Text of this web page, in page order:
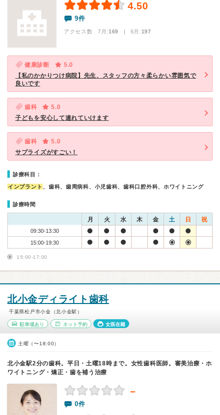
4.50
9件
アクセス数 7月:169 | 6月:197
健康診断
5.0
【私のかかりつけ病院】先生、スタッフの方々柔らかい雰囲気で
良いです
歯科
5.0
子どもを安心して連れていけます
歯科
5.0
サプライズがすごい！
診療科目：
インプラント 、歯科、歯周病科、小児歯科、歯科口腔外科、ホワイトニング
診療時間
月 火 水 木 金 土 日 祝
09:30-13:30
15:00-19:30
15:00-17:00
北小金ディライト歯科
千葉県松戸市小金（北小金駅）
駐車場あり ネット予約 女医在籍
土曜（〜18:00）
北小金駅2分の歯科。平日・土曜18時まで。女性歯科医師。審美治療・ホ
ワイトニング・矯正・歯を補う治療
－
0件